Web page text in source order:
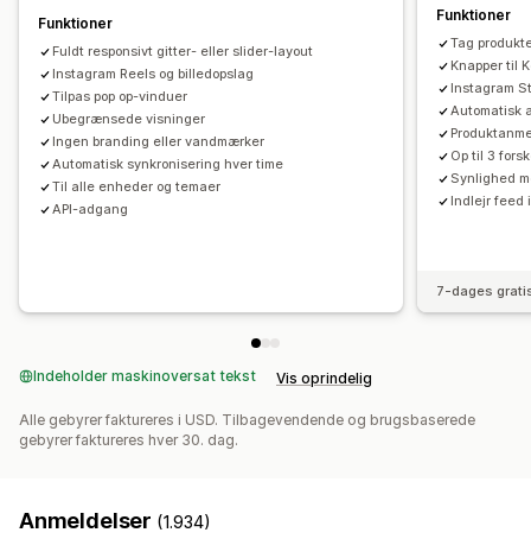
Funktioner
Fuldt responsivt gitter- eller slider-layout
Instagram Reels og billedopslag
Tilpas pop op-vinduer
Ubegrænsede visninger
Ingen branding eller vandmærker
Automatisk synkronisering hver time
Til alle enheder og temaer
API-adgang
Funktioner
Tag
Knapper til
Instagram
Automatisk
Op til 3
Synlighed
Indlejr feed
7-dages
Indeholder maskinoversat tekst Vis oprindelig
Alle gebyrer faktureres i USD. Tilbagevendende og brugsbaserede
gebyrer faktureres hver 30. dag.
Anmeldelser (1.934)